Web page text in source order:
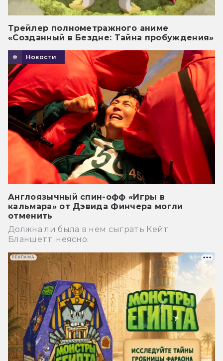
Трейлер полнометражного аниме
«Созданный в Бездне: Тайна пробуждения»
Новости
Англоязычный спин-офф «Игры в
кальмара» от Дэвида Финчера могли
отменить
Должна ли была в нем сыграть Кейт
Бланшетт, неясно.
РЕКЛАМА